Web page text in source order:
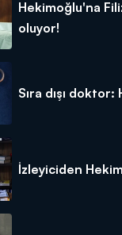
Hekimoğlu'na
oluyor!
Sıra dışı
İzleyiciden